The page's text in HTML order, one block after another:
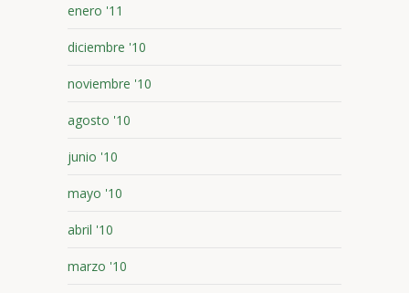
enero '11
diciembre '10
noviembre '10
agosto '10
junio '10
mayo '10
abril '10
marzo '10